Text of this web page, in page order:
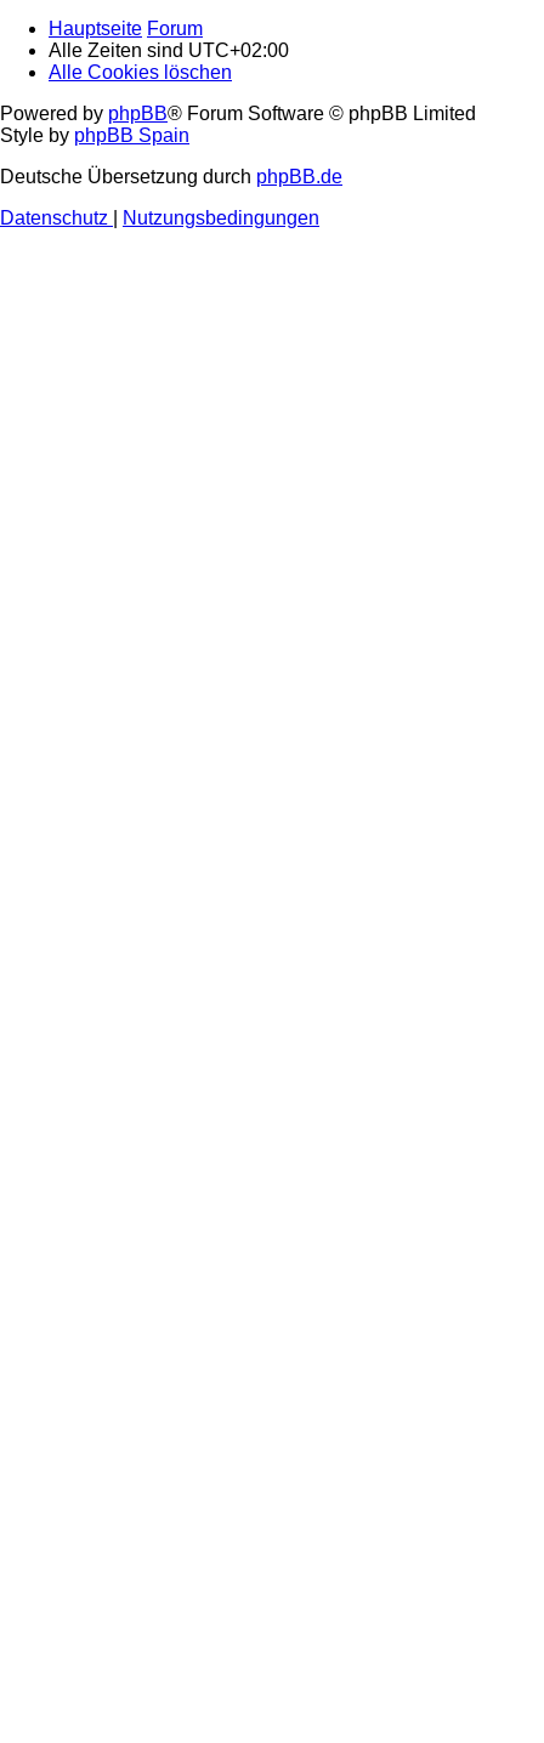
Hauptseite Forum
Alle Zeiten sind UTC+02:00
Alle Cookies löschen
Powered by phpBB® Forum Software © phpBB Limited
Style by phpBB Spain
Deutsche Übersetzung durch phpBB.de
Datenschutz
Nutzungsbedingungen